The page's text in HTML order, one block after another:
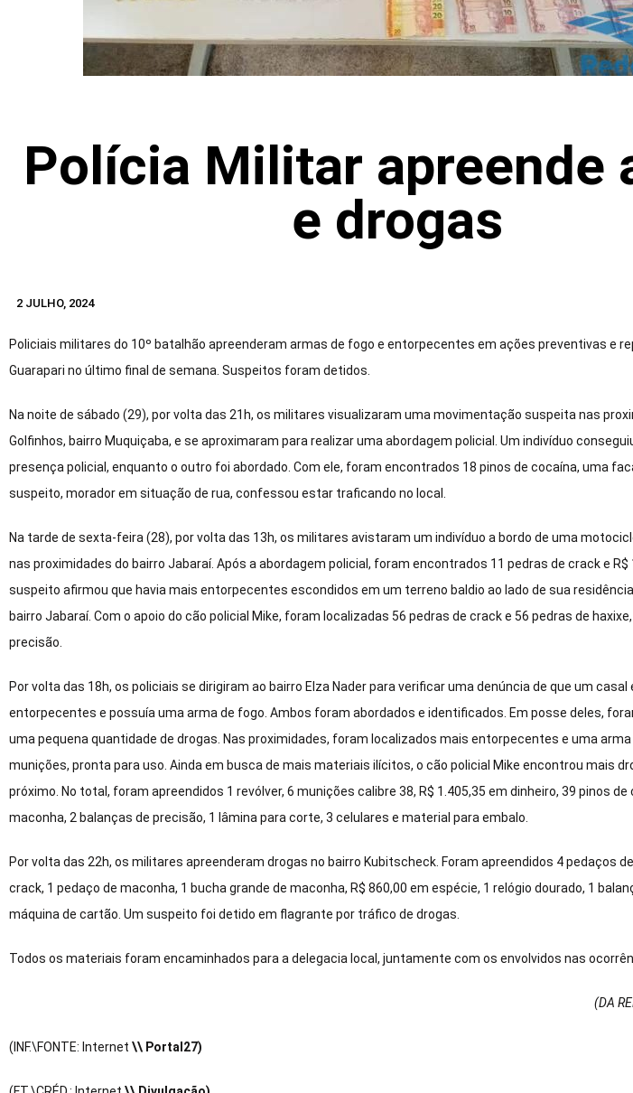
Polícia Militar apreende
e drogas
2 JULHO, 2024
Policiais militares do 10º batalhão apreenderam armas de fogo e entorpecentes em ações preventivas e
Guarapari no último final de semana. Suspeitos foram detidos.
Na noite de sábado (29), por volta das 21h, os militares visualizaram uma movimentação suspeita nas
Golfinhos, bairro Muquiçaba, e se aproximaram para realizar uma abordagem policial. Um indivíduo
presença policial, enquanto o outro foi abordado. Com ele, foram encontrados 18 pinos de cocaína, uma
suspeito, morador em situação de rua, confessou estar traficando no local.
Na tarde de sexta-feira (28), por volta das 13h, os militares avistaram um indivíduo a bordo de uma
nas proximidades do bairro Jabaraí. Após a abordagem policial, foram encontrados 11 pedras de crack e R$
suspeito afirmou que havia mais entorpecentes escondidos em um terreno baldio ao lado de sua
bairro Jabaraí. Com o apoio do cão policial Mike, foram localizadas 56 pedras de crack e 56 pedras de
precisão.
Por volta das 18h, os policiais se dirigiram ao bairro Elza Nader para verificar uma denúncia de que um
entorpecentes e possuía uma arma de fogo. Ambos foram abordados e identificados. Em posse deles,
uma pequena quantidade de drogas. Nas proximidades, foram localizados mais entorpecentes e uma
munições, pronta para uso. Ainda em busca de mais materiais ilícitos, o cão policial Mike encontrou mais
próximo. No total, foram apreendidos 1 revólver, 6 munições calibre 38, R$ 1.405,35 em dinheiro, 39 pinos de
maconha, 2 balanças de precisão, 1 lâmina para corte, 3 celulares e material para embalo.
Por volta das 22h, os militares apreenderam drogas no bairro Kubitscheck. Foram apreendidos 4 pedaços
crack, 1 pedaço de maconha, 1 bucha grande de maconha, R$ 860,00 em espécie, 1 relógio dourado, 1
máquina de cartão. Um suspeito foi detido em flagrante por tráfico de drogas.
Todos os materiais foram encaminhados para a delegacia local, juntamente com os envolvidos nas
(DA
(INF.\FONTE: Internet \\ Portal27)